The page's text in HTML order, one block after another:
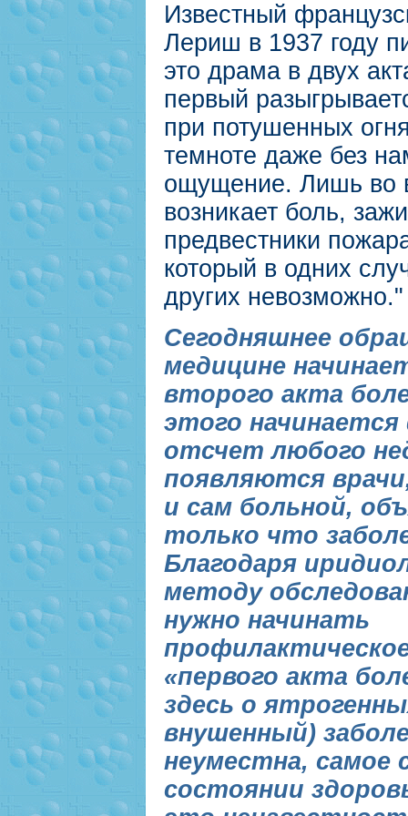
Известный
Лериш в 1937 году
это драма в двух
первый
при потушенных
темноте даже без
ощущение. Лишь во
возникает боль,
предвестники
который в одних
других невозможно."
Сегодняшнее
медицине
второго акта
этого
отсчет любого
появляются
и сам больной,
только что
Благодаря
методу
нужно начинать
«первого акта
здесь о
внушенный)
неуместна, самое
состоянии